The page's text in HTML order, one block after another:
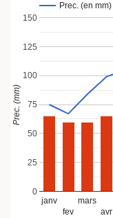
Prec. (en mm)
janv
fev
mars
avr
0
25
50
75
100
125
150
Prec. (mm)